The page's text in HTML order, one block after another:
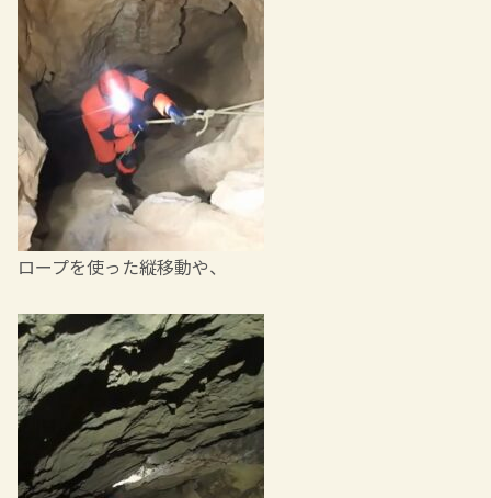
ロープを使った縦移動や、